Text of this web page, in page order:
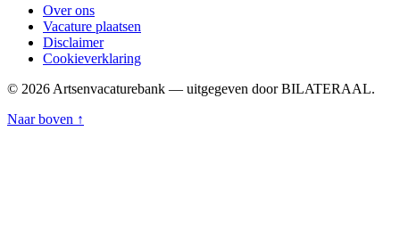
Over ons
Vacature plaatsen
Disclaimer
Cookieverklaring
© 2026 Artsenvacaturebank — uitgegeven door BILATERAAL.
Naar boven ↑